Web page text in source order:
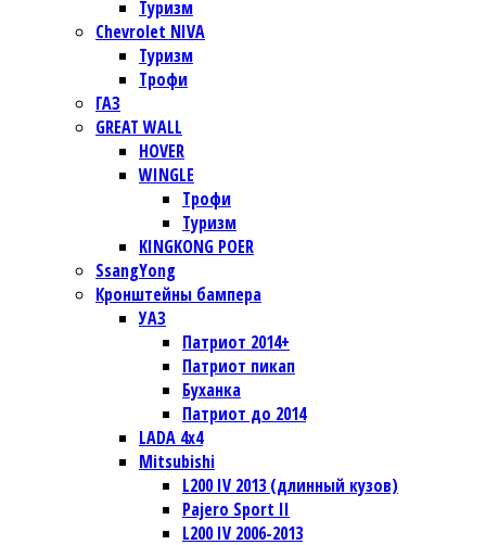
Туризм
Chevrolet NIVA
Туризм
Трофи
ГАЗ
GREAT WALL
HOVER
WINGLE
Трофи
Туризм
KINGKONG POER
SsangYong
Кронштейны бампера
УАЗ
Патриот 2014+
Патриот пикап
Буханка
Патриот до 2014
LADA 4x4
Mitsubishi
L200 IV 2013 (длинный кузов)
Pajero Sport II
L200 IV 2006-2013